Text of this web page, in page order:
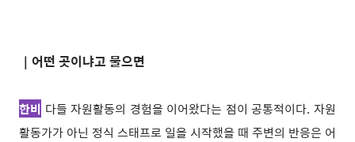
｜ 어떤 곳이냐고 물으면
한비 다들 자원활동의 경험을 이어왔다는 점이 공통적이다. 자원
활동가가 아닌 정식 스태프로 일을 시작했을 때 주변의 반응은 어